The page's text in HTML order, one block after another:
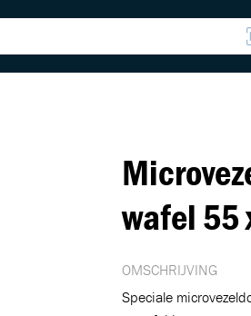
wafel 55
OMSCHRIJVING
Speciale